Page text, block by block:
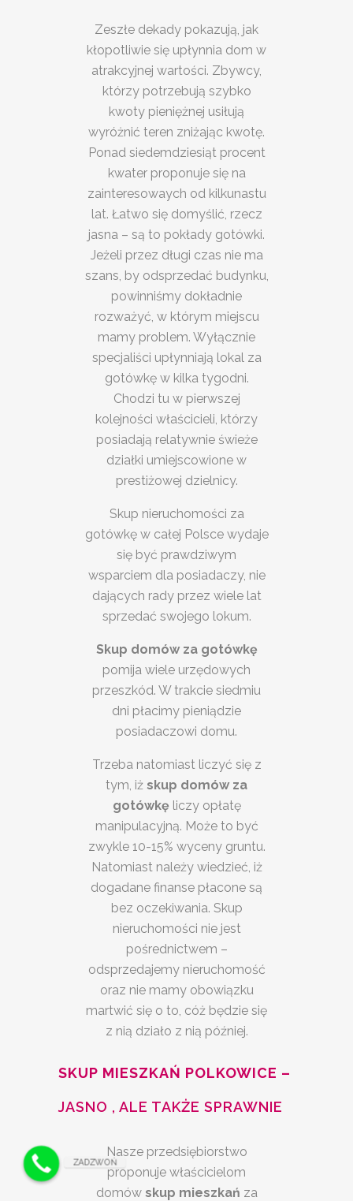
Zeszłe dekady pokazują, jak
kłopotliwie się upłynnia dom w
atrakcyjnej wartości. Zbywcy,
którzy potrzebują szybko
kwoty pieniężnej usiłują
wyróżnić teren zniżając kwotę.
Ponad siedemdziesiąt procent
kwater proponuje się na
zainteresowaych od kilkunastu
lat. Łatwo się domyślić, rzecz
jasna – są to pokłady gotówki.
Jeżeli przez długi czas nie ma
szans, by odsprzedać budynku,
powinniśmy dokładnie
rozważyć, w którym miejscu
mamy problem. Wyłącznie
specjaliści upłynniają lokal za
gotówkę w kilka tygodni.
Chodzi tu w pierwszej
kolejności właścicieli, którzy
posiadają relatywnie świeże
działki umiejscowione w
prestiżowej dzielnicy.
Skup nieruchomości za
gotówkę w całej Polsce wydaje
się być prawdziwym
wsparciem dla posiadaczy, nie
dających rady przez wiele lat
sprzedać swojego lokum.
Skup domów za gotówkę
pomija wiele urzędowych
przeszkód. W trakcie siedmiu
dni płacimy pieniądzie
posiadaczowi domu.
Trzeba natomiast liczyć się z
tym, iż skup domów za
gotówkęliczy opłatę
manipulacyjną. Może to być
zwykle 10-15% wyceny gruntu.
Natomiast należy wiedzieć, iż
dogadane finanse płacone są
bez oczekiwania. Skup
nieruchomości nie jest
pośrednictwem –
odsprzedajemy nieruchomość
oraz nie mamy obowiązku
martwić się o to, cóż będzie się
z nią działo z nią później.
SKUP MIESZKAŃ POLKOWICE –
JASNO , ALE TAKŻE SPRAWNIE
Nasze przedsiębiorstwo
proponuje właścicielom
domów skup mieszkań za
ZADZWOŃ